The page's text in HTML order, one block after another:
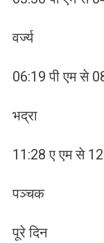
वर्ज्य
06:19 पी एम से
भद्रा
11:28 ए एम से
पञ्चक
पूरे दिन